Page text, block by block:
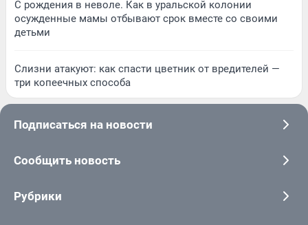
С рождения в неволе. Как в уральской колонии
осужденные мамы отбывают срок вместе со своими
детьми
Слизни атакуют: как спасти цветник от вредителей —
три копеечных способа
Подписаться на новости
Сообщить новость
Рубрики